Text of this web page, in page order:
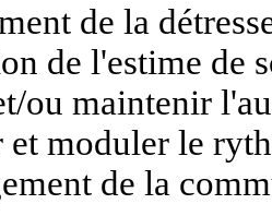
de la
de l'estime de
ou maintenir
et moduler le
de la